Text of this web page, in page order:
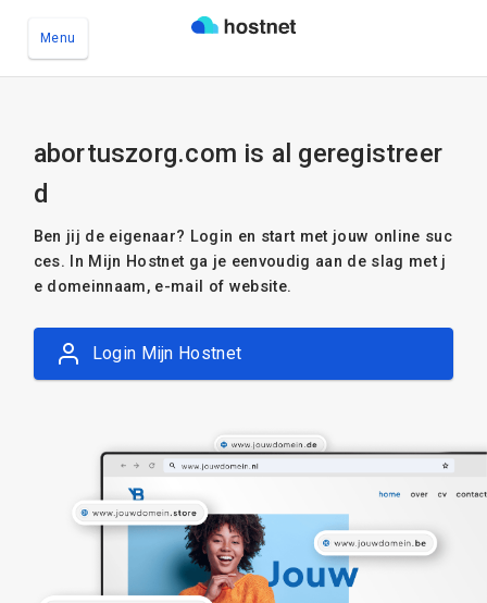
Menu
abortuszorg.com is al geregistreer
d
Ben jij de eigenaar? Login en start met jouw online suc
ces. In Mijn Hostnet ga je eenvoudig aan de slag met j
e domeinnaam, e-mail of website.
Login Mijn Hostnet